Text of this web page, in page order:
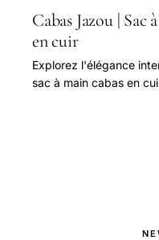
Cabas Jazou | Sac
en cuir
Explorez l'élégance
sac à main cabas en